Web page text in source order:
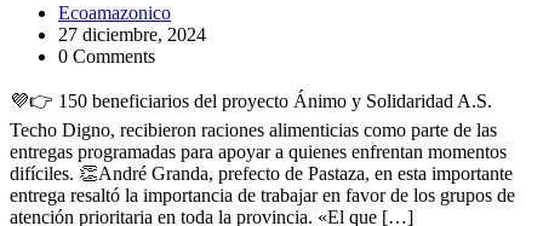
Ecoamazonico
27 diciembre, 2024
0 Comments
💜👉 150 beneficiarios del proyecto Ánimo y Solidaridad A.S.
Techo Digno, recibieron raciones alimenticias como parte de las
entregas programadas para apoyar a quienes enfrentan momentos
difíciles. 👏André Granda, prefecto de Pastaza, en esta importante
entrega resaltó la importancia de trabajar en favor de los grupos de
atención prioritaria en toda la provincia. «El que […]